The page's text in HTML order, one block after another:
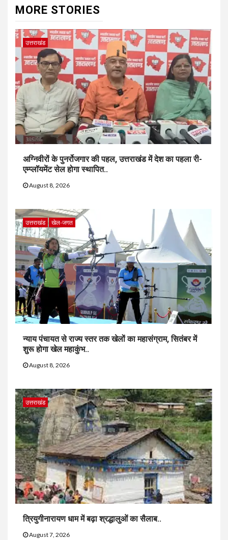
MORE STORIES
उत्तराखंड
अग्निवीरों के पुनर्रोजगार की पहल, उत्तराखंड में देश का पहला री-
एम्प्लॉयमेंट सेल होगा स्थापित..
August 8, 2026
उत्तराखंड खेल-जगत
न्याय पंचायत से राज्य स्तर तक खेलों का महासंग्राम, सितंबर में
शुरू होगा खेल महाकुंभ..
August 8, 2026
उत्तराखंड
त्रियुगीनारायण धाम में बढ़ा श्रद्धालुओं का सैलाब..
August 7, 2026